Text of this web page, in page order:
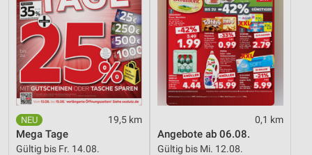
19,5 km
Mega Tage
Gültig bis Fr. 14.08.
0,1 km
Angebote ab 06.08.
Gültig bis Mi. 12.08.
Wir nutzen Ihre Daten für folgende Zwecke:
IAB-Verarbeitungszwecke:
Speichern von oder Zugriff auf Informationen
auf einem Endgerät
Verwendung reduzierter Daten zur Auswahl von
Werbeanzeigen
Erstellung von Profilen für personalisierte
Werbung